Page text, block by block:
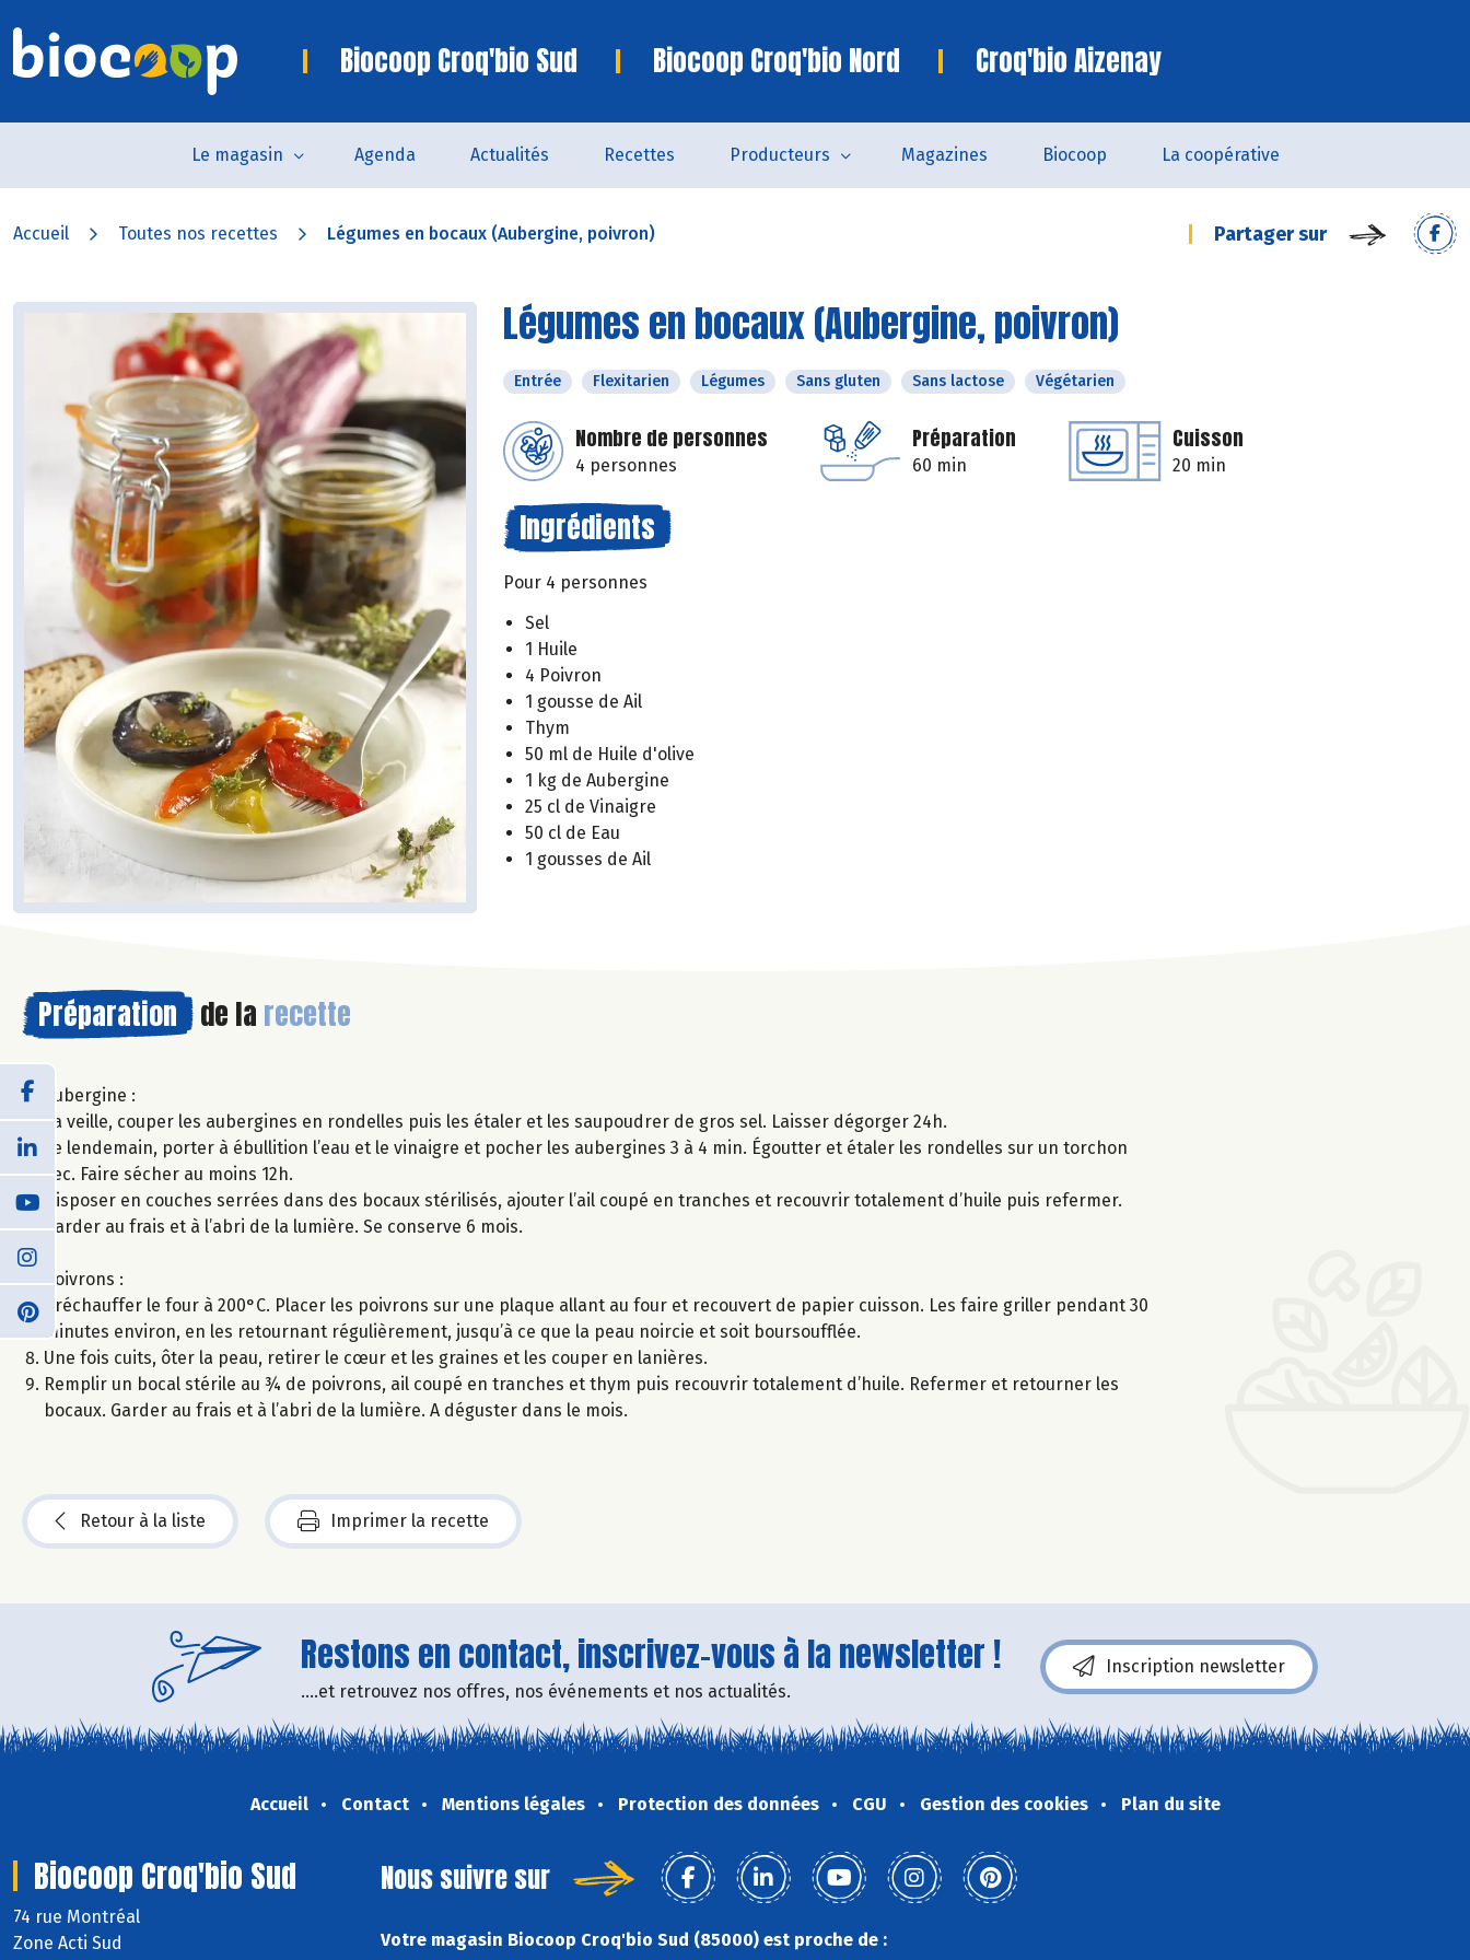
Biocoop Croq'bio Sud Biocoop Croq'bio Nord Croq'bio Aizenay
Le magasin Agenda Actualités Recettes Producteurs Magazines Biocoop La coopérative
Accueil Toutes nos recettes Légumes en bocaux (Aubergine, poivron) Partager sur
Légumes en bocaux (Aubergine, poivron)
Entrée Flexitarien Légumes Sans gluten Sans lactose Végétarien
Nombre de personnes
4 personnes
Préparation
60 min
Cuisson
20 min
Ingrédients
Pour 4 personnes
Sel
1 Huile
4 Poivron
1 gousse de Ail
Thym
50 ml de Huile d'olive
1 kg de Aubergine
25 cl de Vinaigre
50 cl de Eau
1 gousses de Ail
Préparation de la recette
Aubergine :
La veille, couper les aubergines en rondelles puis les étaler et les saupoudrer de gros sel. Laisser dégorger 24h.
Le lendemain, porter à ébullition l’eau et le vinaigre et pocher les aubergines 3 à 4 min. Égoutter et étaler les rondelles sur un torchon
sec. Faire sécher au moins 12h.
Disposer en couches serrées dans des bocaux stérilisés, ajouter l’ail coupé en tranches et recouvrir totalement d’huile puis refermer.
Garder au frais et à l’abri de la lumière. Se conserve 6 mois.
Poivrons :
Préchauffer le four à 200°C. Placer les poivrons sur une plaque allant au four et recouvert de papier cuisson. Les faire griller pendant 30
minutes environ, en les retournant régulièrement, jusqu’à ce que la peau noircie et soit boursoufflée.
Une fois cuits, ôter la peau, retirer le cœur et les graines et les couper en lanières.
Remplir un bocal stérile au ¾ de poivrons, ail coupé en tranches et thym puis recouvrir totalement d’huile. Refermer et retourner les
bocaux. Garder au frais et à l’abri de la lumière. A déguster dans le mois.
Retour à la liste Imprimer la recette
Restons en contact, inscrivez-vous à la newsletter !
....et retrouvez nos offres, nos événements et nos actualités.
Inscription newsletter
Accueil Contact Mentions légales Protection des données CGU Gestion des cookies Plan du site
Biocoop Croq'bio Sud
74 rue Montréal
Zone Acti Sud
Nous suivre sur
Votre magasin Biocoop Croq'bio Sud (85000) est proche de :